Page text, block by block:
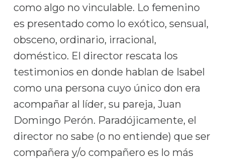
como algo no vinculable. Lo femenino
es presentado como lo exótico, sensual,
obsceno, ordinario, irracional,
doméstico. El director rescata los
testimonios en donde hablan de Isabel
como una persona cuyo único don era
acompañar al líder, su pareja, Juan
Domingo Perón. Paradójicamente, el
director no sabe (o no entiende) que ser
compañera y/o compañero es lo más